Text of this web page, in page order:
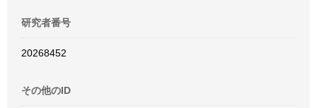
研究者番号
20268452
その他のID